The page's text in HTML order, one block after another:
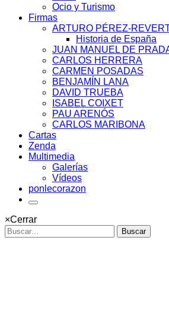
Ocio y Turismo
Firmas
ARTURO PÉREZ-
Historia de España
JUAN MANUEL DE
CARLOS HERRERA
CARMEN POSADAS
BENJAMÍN LANA
DAVID TRUEBA
ISABEL COIXET
PAU ARENÓS
CARLOS MARIBONA
Cartas
Zenda
Multimedia
Galerías
Vídeos
ponlecorazon
×Cerrar
Buscar